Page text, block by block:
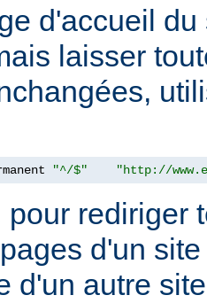
d'accueil
laisser
"^/$" "http://
pour rediriger
d'un
d'un autre